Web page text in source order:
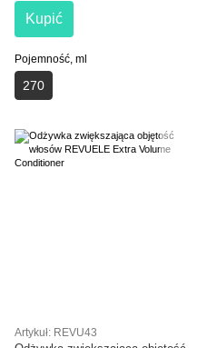
Kupić
Pojemność, ml
270
Artykuł: REVU43